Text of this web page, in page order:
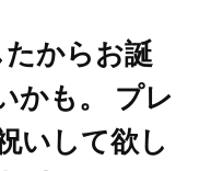
たからお誕
かも。 プレ
いして欲し